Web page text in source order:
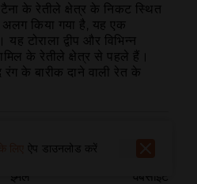
के रेतीले क्षेत्र के निकट स्थित
अलग किया गया है, यह एक
टोराला द्वीप और विभिन्न
के रेतीले क्षेत्र से पहले हैं।
के बारीक दाने वाली रेत के
ईमेल वेबसाइट
ऐप डाउनलोड करें